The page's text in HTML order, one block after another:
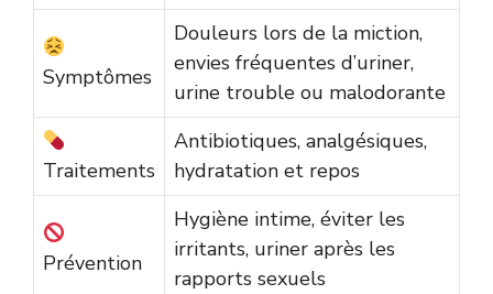
Symptômes
Douleurs lors de la miction,
envies fréquentes d’uriner,
urine trouble ou malodorante
Traitements
Antibiotiques, analgésiques,
hydratation et repos
Prévention
Hygiène intime, éviter les
irritants, uriner après les
rapports sexuels